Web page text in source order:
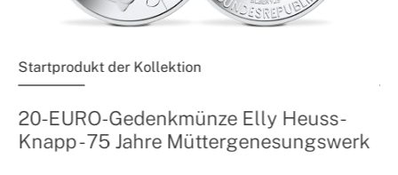
Startprodukt der Kollektion
20-EURO-Gedenkmünze Elly Heuss-
Knapp - 75 Jahre Müttergenesungswerk